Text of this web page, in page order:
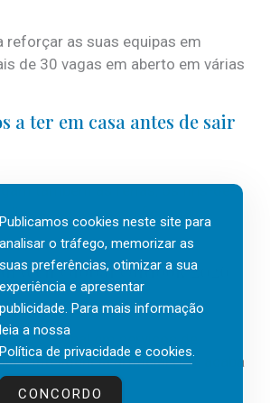
reforçar as suas equipas em
de 30 vagas em aberto em várias
a ter em casa antes de sair
também as férias, os fins-de-
em que a casa fica mais
Global Outlook 2026
global em serviços de
e inteligência artificial (IA), acaba
recente...
Publicamos cookies neste site para
analisar o tráfego, memorizar as
suas preferências, otimizar a sua
experiência e apresentar
publicidade. Para mais informação
leia a nossa
Política de privacidade e cookies.
CONCORDO